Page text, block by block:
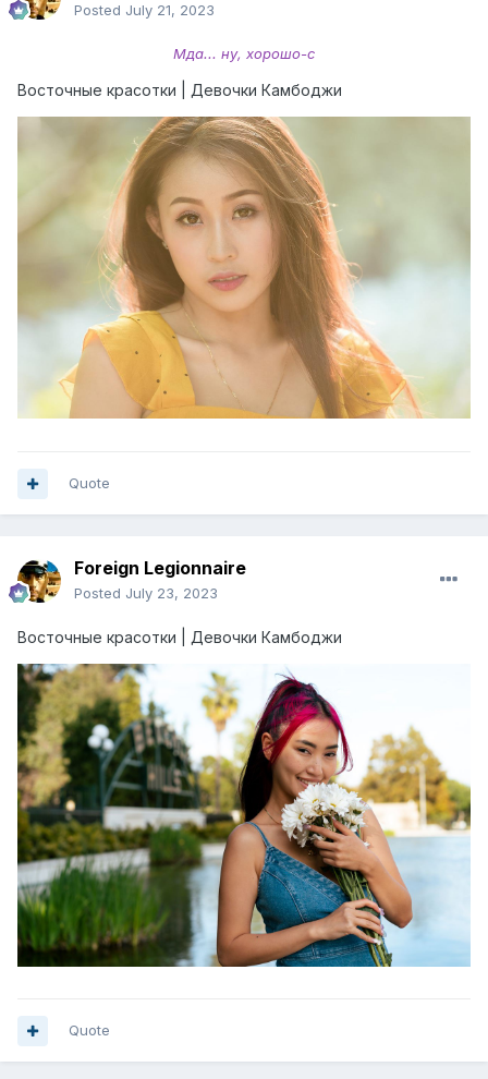
Posted July 21, 2023
Мда... ну, хорошо-с
Восточные красотки | Девочки Камбоджи
Quote
Foreign Legionnaire
Posted July 23, 2023
Восточные красотки | Девочки Камбоджи
Quote